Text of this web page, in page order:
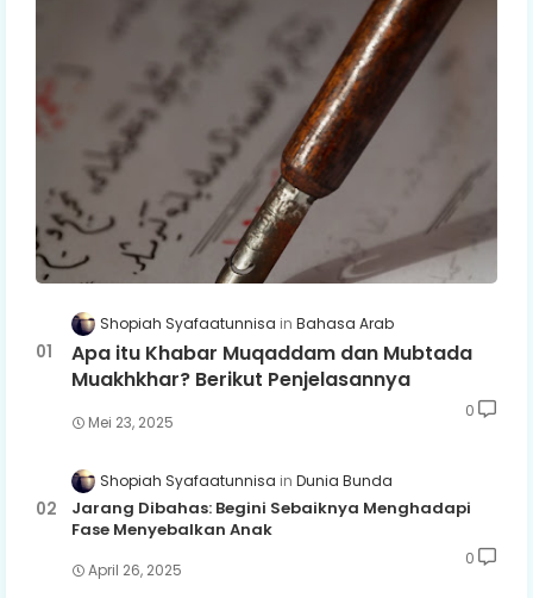
Shopiah Syafaatunnisa Bahasa Arab
Apa itu Khabar Muqaddam dan Mubtada
Muakhkhar? Berikut Penjelasannya
Mei 23, 2025
0
Shopiah Syafaatunnisa Dunia Bunda
Jarang Dibahas: Begini Sebaiknya Menghadapi
Fase Menyebalkan Anak
April 26, 2025
0